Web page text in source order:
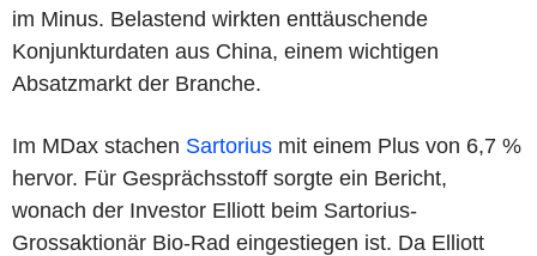
im Minus. Belastend wirkten enttäuschende
Konjunkturdaten aus China, einem wichtigen
Absatzmarkt der Branche.
Im MDax stachen Sartorius mit einem Plus von 6,7 %
hervor. Für Gesprächsstoff sorgte ein Bericht,
wonach der Investor Elliott beim Sartorius-
Grossaktionär Bio-Rad eingestiegen ist. Da Elliott